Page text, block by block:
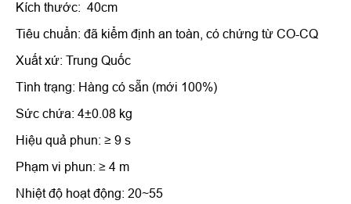
Kích thước: 40cm
Tiêu chuẩn: đã kiểm định an toàn, có chứng từ CO-CQ
Xuất xứ: Trung Quốc
Tình trạng: Hàng có sẵn (mới 100%)
Sức chứa: 4±0.08 kg
Hiệu quả phun: ≥ 9 s
Phạm vi phun: ≥ 4 m
Nhiệt độ hoạt động: 20~55